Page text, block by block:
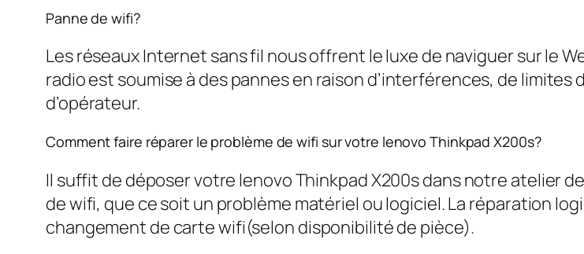
Panne de wifi?
Les réseaux Internet sans fil nous offrent le luxe de naviguer sur le
radio est soumise à des pannes en raison d’interférences, de
d’opérateur.
Comment faire réparer le problème de wifi sur votre lenovo Thinkpad X200s?
Il suffit de déposer votre lenovo Thinkpad X200s dans notre atelier
de wifi, que ce soit un problème matériel ou logiciel. La réparation
changement de carte wifi(selon disponibilité de pièce).